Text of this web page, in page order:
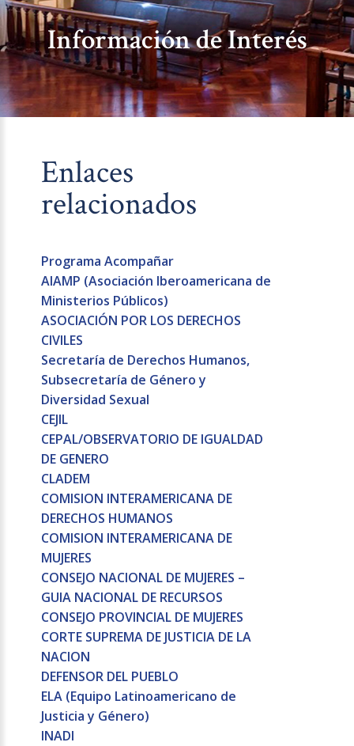
Información de Interés
Enlaces
relacionados
Programa Acompañar
AIAMP (Asociación Iberoamericana de
Ministerios Públicos)
ASOCIACIÓN POR LOS DERECHOS
CIVILES
Secretaría de Derechos Humanos,
Subsecretaría de Género y
Diversidad Sexual
CEJIL
CEPAL/OBSERVATORIO DE IGUALDAD
DE GENERO
CLADEM
COMISION INTERAMERICANA DE
DERECHOS HUMANOS
COMISION INTERAMERICANA DE
MUJERES
CONSEJO NACIONAL DE MUJERES –
GUIA NACIONAL DE RECURSOS
CONSEJO PROVINCIAL DE MUJERES
CORTE SUPREMA DE JUSTICIA DE LA
NACION
DEFENSOR DEL PUEBLO
ELA (Equipo Latinoamericano de
Justicia y Género)
INADI